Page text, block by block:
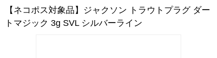
【ネコポス対象品】ジャクソン トラウトプラグ ダー
トマジック 3g SVL シルバーライン